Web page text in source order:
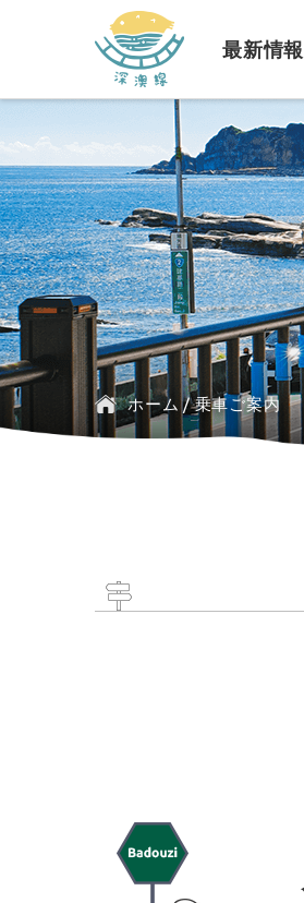
最新情報
お知らせ
運行路線
沿革
台湾鉄道
一般的な問題
ホーム /乗車ご案内